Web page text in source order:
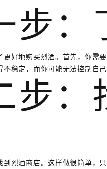
步：
更好地购买烈酒。首先，你需
不稳定，而你可能无法控制自己
步：
到烈酒商店。这样做很简单，